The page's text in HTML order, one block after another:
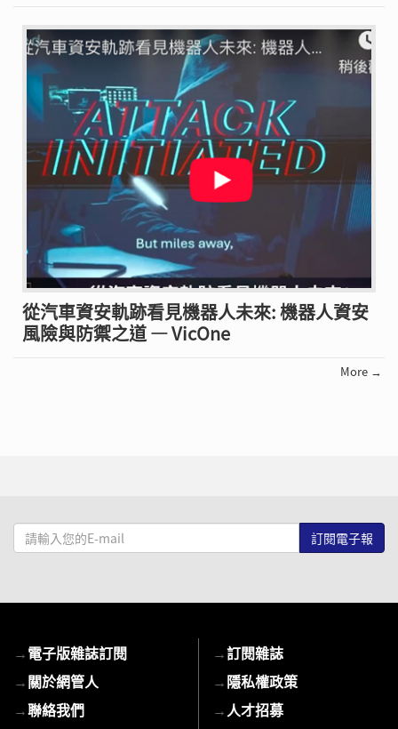
從汽車資安軌跡看見機器人未來: 機器人資安
風險與防禦之道 — VicOne
More →
請
輸
mail
→電子版雜誌訂閱
→關於網管人
→聯絡我們
→訂閱雜誌
→隱私權政策
→人才招募